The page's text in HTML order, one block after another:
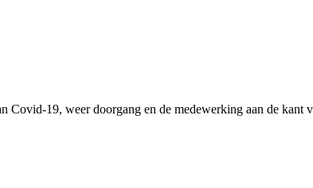
19, weer doorgang en de medewerking aan de kant